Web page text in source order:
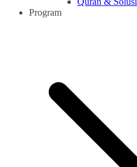
Program